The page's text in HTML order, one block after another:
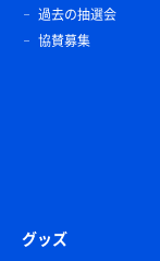
過去の抽選会
協賛募集
グッズ